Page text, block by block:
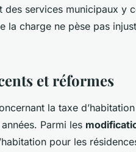
services municipaux y
la charge ne pèse pas
et réformes
la taxe
Parmi les
pour les